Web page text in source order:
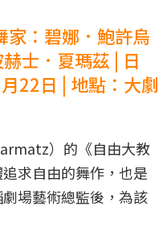
：碧娜．鮑許烏
士．夏瑪茲 | 日
22日 | 地點：大劇
）的《自由大教
求自由的舞作，也是
場藝術總監後，為該